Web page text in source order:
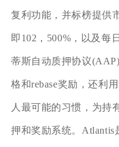
复利功能，并标榜提供
即102，500%，以及每
蒂斯自动质押协议
格和rebase奖励，还利
人最可能的习惯，为持
押和奖励系统。Atlantis